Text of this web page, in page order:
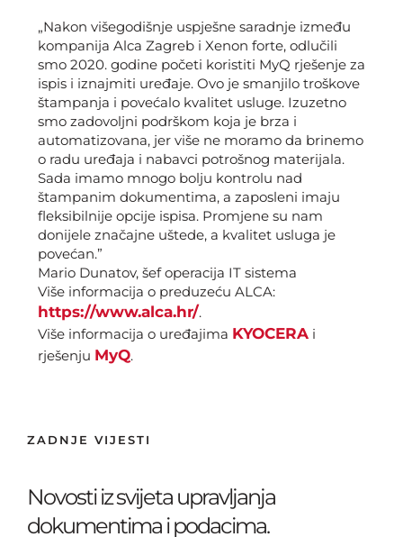
„Nakon višegodišnje uspješne saradnje između
kompanija Alca Zagreb i Xenon forte, odlučili
smo 2020. godine početi koristiti MyQ rješenje za
ispis i iznajmiti uređaje. Ovo je smanjilo troškove
štampanja i povećalo kvalitet usluge. Izuzetno
smo zadovoljni podrškom koja je brza i
automatizovana, jer više ne moramo da brinemo
o radu uređaja i nabavci potrošnog materijala.
Sada imamo mnogo bolju kontrolu nad
štampanim dokumentima, a zaposleni imaju
fleksibilnije opcije ispisa. Promjene su nam
donijele značajne uštede, a kvalitet usluga je
povećan.”
Mario Dunatov, šef operacija IT sistema
Više informacija o preduzeću ALCA:
https://www.alca.hr/.
Više informacija o uređajima KYOCERA i
rješenju MyQ.
ZADNJE VIJESTI
Novosti iz svijeta upravljanja
dokumentima i podacima.